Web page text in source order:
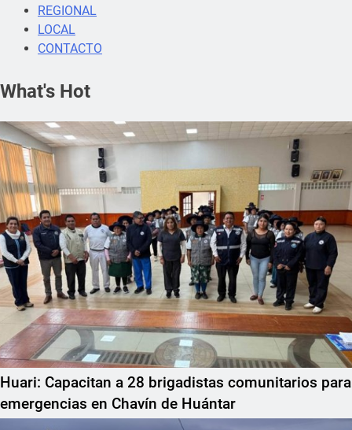
REGIONAL
LOCAL
CONTACTO
What's Hot
Huari: Capacitan a 28 brigadistas comunitarios para
emergencias en Chavín de Huántar